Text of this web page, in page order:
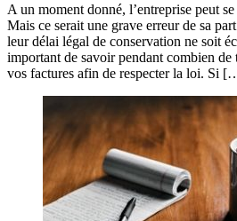
A un moment donné, l’entreprise peut
Mais ce serait une grave erreur de sa
leur délai légal de conservation ne soit
important de savoir pendant combien de
vos factures afin de respecter la loi. Si